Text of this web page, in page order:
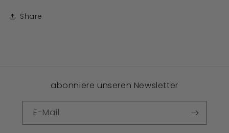
Share
abonniere unseren Newsletter
E-Mail